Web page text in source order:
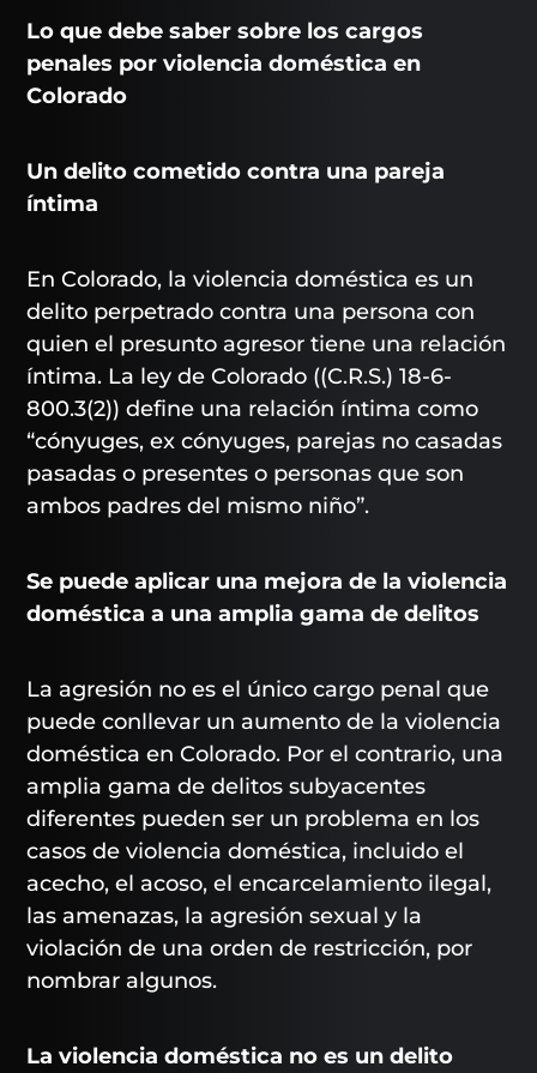
Lo que debe saber sobre los cargos
penales por violencia doméstica en
Colorado
Un delito cometido contra una pareja
íntima
En Colorado, la violencia doméstica es un
delito perpetrado contra una persona con
quien el presunto agresor tiene una relación
íntima. La ley de Colorado ((C.R.S.) 18-6-
800.3(2)) define una relación íntima como
“cónyuges, ex cónyuges, parejas no casadas
pasadas o presentes o personas que son
ambos padres del mismo niño”.
Se puede aplicar una mejora de la violencia
doméstica a una amplia gama de delitos
La agresión no es el único cargo penal que
puede conllevar un aumento de la violencia
doméstica en Colorado. Por el contrario, una
amplia gama de delitos subyacentes
diferentes pueden ser un problema en los
casos de violencia doméstica, incluido el
acecho, el acoso, el encarcelamiento ilegal,
las amenazas, la agresión sexual y la
violación de una orden de restricción, por
nombrar algunos.
La violencia doméstica no es un delito